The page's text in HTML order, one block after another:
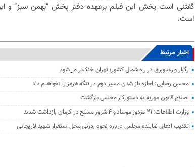
گفتنى است پخش این فیلم برعهده دفتر پخش “بهمن سبز” و
است.
اخبار مرتبط
رگبار و رعدوبرق در راه شمال کشور؛ تهران خنک‌تر می‌شود
محسن رضایی: اجازه باز شدن مسیر دوم در تنگه هرمز را نخواهیم داد
اصلاح قانون مهریه به دستورکار مجلس بازگشت
وزارت اطلاعات: ۲۱ مزدور موساد و ۴ شرور مسلح در کرمان بازداشت شدند
تکذیب ادعای نماینده مجلس درباره نحوه ردزنی محل استقرار شهید لاریجانی